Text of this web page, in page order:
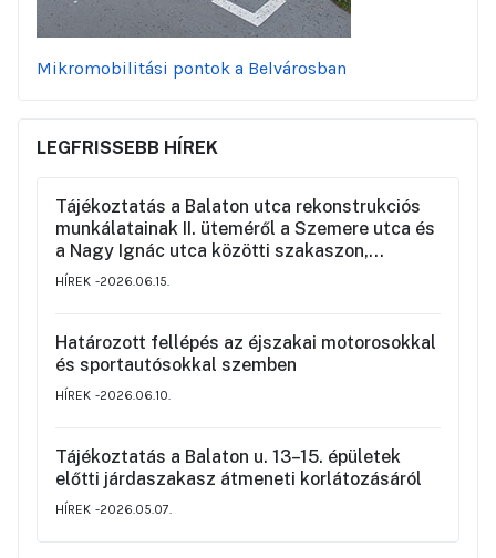
Mikromobilitási pontok a Belvárosban
LEGFRISSEBB HÍREK
Tájékoztatás a Balaton utca rekonstrukciós
munkálatainak II. üteméről a Szemere utca és
a Nagy Ignác utca közötti szakaszon,
valamint a környék ideiglenes forgalmi
HÍREK 2026.06.15.
Határozott fellépés az éjszakai motorosokkal
és sportautósokkal szemben
HÍREK 2026.06.10.
Tájékoztatás a Balaton u. 13–15. épületek
előtti járdaszakasz átmeneti korlátozásáról
HÍREK 2026.05.07.